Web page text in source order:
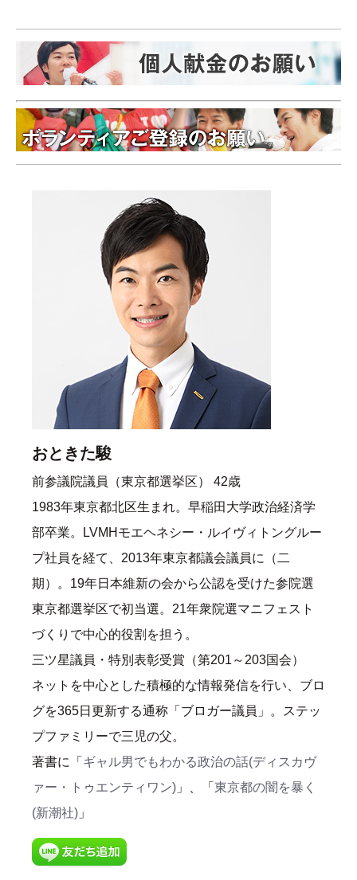
おときた駿
前参議院議員（東京都選挙区） 42歳
1983年東京都北区生まれ。早稲田大学政治経済学
部卒業。LVMHモエヘネシー・ルイヴィトングルー
プ社員を経て、2013年東京都議会議員に（二
期）。19年日本維新の会から公認を受けた参院選
東京都選挙区で初当選。21年衆院選マニフェスト
づくりで中心的役割を担う。
三ツ星議員・特別表彰受賞（第201～203国会）
ネットを中心とした積極的な情報発信を行い、ブロ
グを365日更新する通称「ブロガー議員」。ステッ
プファミリーで三児の父。
著書に「 ギャル男でもわかる政治の話(ディスカヴ
ァー・トゥエンティワン) 」、「 東京都の闇を暴く
(新潮社) 」